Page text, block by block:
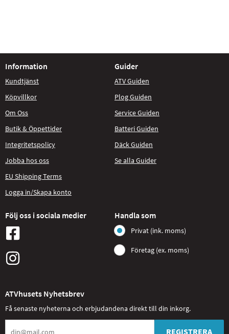
Information
Kundtjänst
Köpvillkor
Om Oss
Butik & Öppettider
Integritetspolicy
Jobba hos oss
EU Shipping Terms
Logga in/Skapa konto
Guider
ATV Guiden
Plog Guiden
Service Guiden
Batteri Guiden
Däck Guiden
Se alla Guider
Följ oss i sociala medier Handla som
Privat (ink. moms)
Företag (ex. moms)
ATVhusets Nyhetsbrev
Få senaste nyheterna och erbjudandena direkt till din inkorg.
REGISTRERA